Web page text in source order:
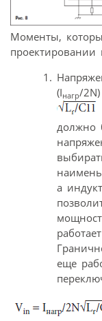
Моменты,
проектировании
(Iнагр/2N)
должно
а
еще